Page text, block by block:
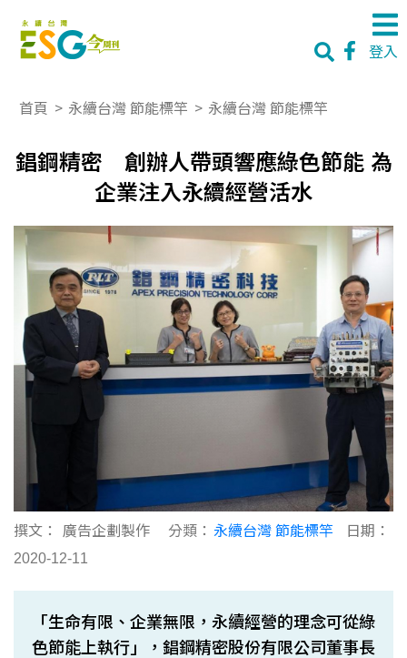
登入
首頁 > 永續台灣 節能標竿 > 永續台灣 節能標竿
錩鋼精密 創辦人帶頭響應綠色節能 為
企業注入永續經營活水
撰文： 廣告企劃製作 分類： 永續台灣 節能標竿
日期：
2020-12-11
「生命有限、企業無限，永續經營的理念可從綠
色節能上執行」，錩鋼精密股份有限公司董事長